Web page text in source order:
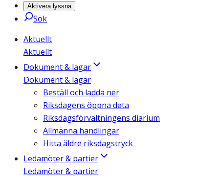
Aktivera lyssna
Sök
Aktuellt
Aktuellt
Dokument & lagar
Dokument & lagar
Beställ och ladda ner
Riksdagens öppna data
Riksdagsförvaltningens diarium
Allmänna handlingar
Hitta äldre riksdagstryck
Ledamöter & partier
Ledamöter & partier